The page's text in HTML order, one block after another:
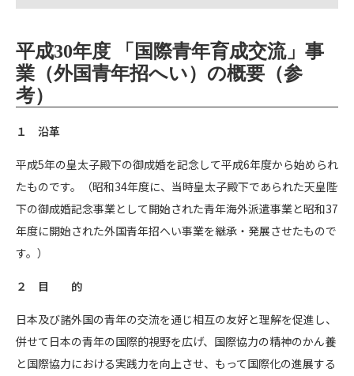
平成30年度 「国際青年育成交流」事
業（外国青年招へい）の概要（参
考）
１ 沿革
平成5年の皇太子殿下の御成婚を記念して平成6年度から始められ
たものです。（昭和34年度に、当時皇太子殿下であられた天皇陛
下の御成婚記念事業として開始された青年海外派遣事業と昭和37
年度に開始された外国青年招へい事業を継承・発展させたもので
す。）
２ 目 的
日本及び諸外国の青年の交流を通じ相互の友好と理解を促進し、
併せて日本の青年の国際的視野を広げ、国際協力の精神のかん養
と国際協力における実践力を向上させ、もって国際化の進展する